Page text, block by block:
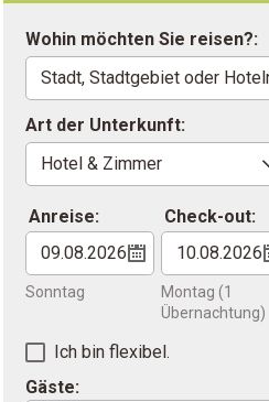
Wohin möchten Sie reisen?:
Art der Unterkunft:
Anreise:
Sonntag
Check-out:
Montag (1
Übernachtung)
Ich bin flexibel.
Gäste: